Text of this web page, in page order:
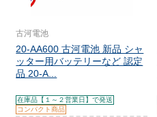
古河電池
20-AA600 古河電池 新品 シャ
ッター用バッテリーなど 認定
品 20-A...
在庫品【１～２営業日】で発送
コンパクト商品